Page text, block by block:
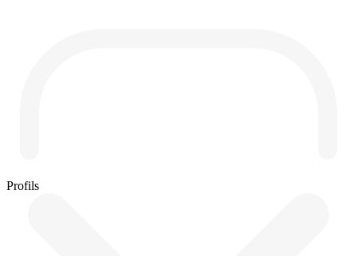
Profils